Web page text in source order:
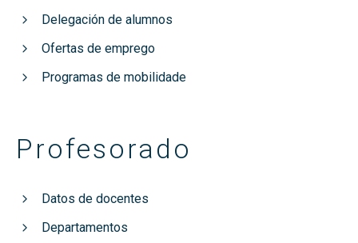
Delegación de alumnos
Ofertas de emprego
Programas de mobilidade
Profesorado
Datos de docentes
Departamentos